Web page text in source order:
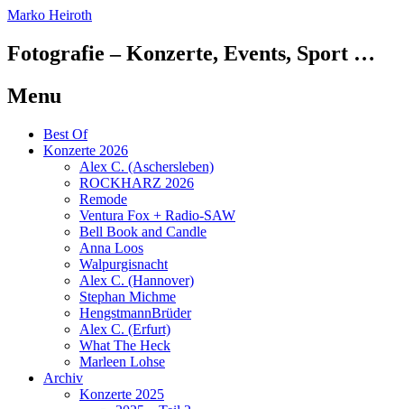
Marko Heiroth
Fotografie – Konzerte, Events, Sport …
Menu
Skip
Best Of
Konzerte 2026
Alex C. (Aschersleben)
ROCKHARZ 2026
Remode
Ventura Fox + Radio-SAW
Bell Book and Candle
Anna Loos
Walpurgisnacht
Alex C. (Hannover)
Stephan Michme
HengstmannBrüder
Alex C. (Erfurt)
What The Heck
Marleen Lohse
Archiv
Konzerte 2025